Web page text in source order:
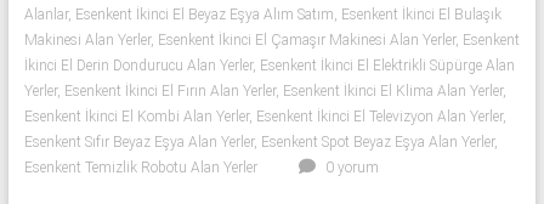
makinesi,
bulaşık
makinesi,
derin
dondurucu,
klima
Alanlar, Esenkent İkinci El Beyaz Eşya Alım Satım, Esenkent İkinci El Bulaşık
Makinesi Alan Yerler, Esenkent İkinci El Çamaşır Makinesi Alan Yerler, Esenkent
İkinci El Derin Dondurucu Alan Yerler, Esenkent İkinci El Elektrikli Süpürge Alan
Yerler, Esenkent İkinci El Fırın Alan Yerler, Esenkent İkinci El Klima Alan Yerler,
Esenkent İkinci El Kombi Alan Yerler, Esenkent İkinci El Televizyon Alan Yerler,
Esenkent Sıfır Beyaz Eşya Alan Yerler, Esenkent Spot Beyaz Eşya Alan Yerler,
Esenkent Temizlik Robotu Alan Yerler
0 yorum